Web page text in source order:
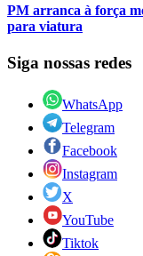
PM arranca à força
para viatura
Siga nossas redes
WhatsApp
Telegram
Facebook
Instagram
X
YouTube
Tiktok